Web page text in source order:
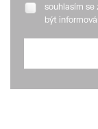
souhlasím se
být